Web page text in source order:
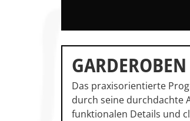
Das praxisorientierte
durch seine durchdachte
funktionalen Details und